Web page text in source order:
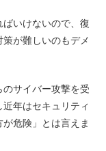
いけないので、復
が難しいのもデメ
サイバー攻撃を受
年はセキュリティ
危険」とは言えま